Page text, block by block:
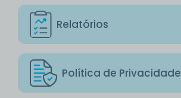
Relatórios
Política de Privacidade